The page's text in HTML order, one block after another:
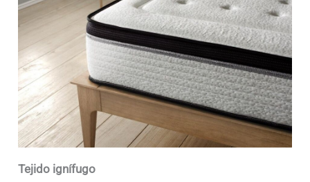
Tejido ignífugo